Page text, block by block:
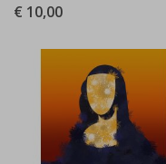
€ 10,00